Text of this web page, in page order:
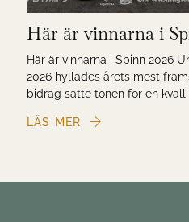
Här är vinnarna i
Här är vinnarna i Spinn 2026
2026 hyllades årets mest
bidrag satte tonen för en
förändring, nya förutsättningar
LÄS MER